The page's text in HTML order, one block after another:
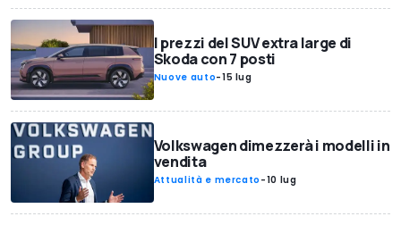
I prezzi del SUV extra large di
Skoda con 7 posti
Nuove auto-15 lug
Volkswagen dimezzerà i modelli in
vendita
Attualità e mercato -10 lug